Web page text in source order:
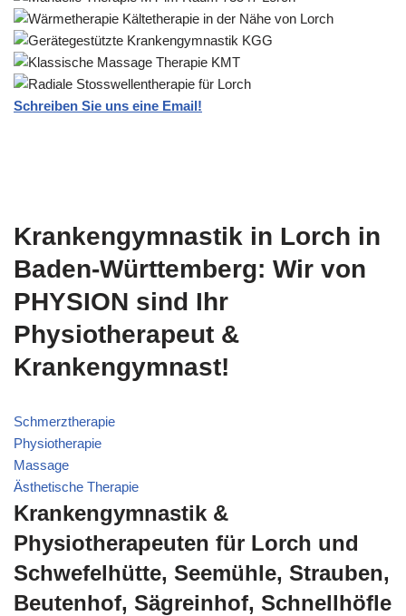
Schreiben Sie uns eine Email!
Krankengymnastik in Lorch in
Baden-Württemberg: Wir von
PHYSION sind Ihr
Physiotherapeut &
Krankengymnast!
Schmerztherapie
Physiotherapie
Massage
Ästhetische Therapie
Krankengymnastik &
Physiotherapeuten für Lorch und
Schwefelhütte, Seemühle, Strauben,
Beutenhof, Sägreinhof, Schnellhöfle